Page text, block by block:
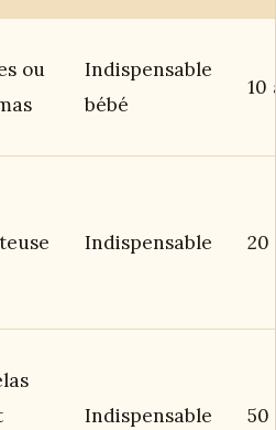
ou
Indispensable
bébé
10
Indispensable 20
Indispensable 50